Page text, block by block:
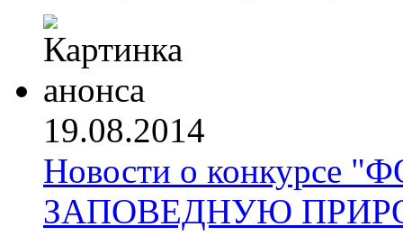
19.08.2014
Новости о конкурсе
ЗАПОВЕДНУЮ